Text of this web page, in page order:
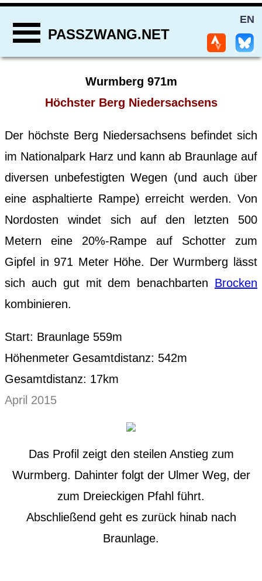
EN
PASSZWANG.NET
Wurmberg 971m
Höchster Berg Niedersachsens
Der höchste Berg Niedersachsens befindet sich
im Nationalpark Harz und kann ab Braunlage auf
diversen unbefestigten Wegen (und auch über
eine asphaltierte Rampe) erreicht werden. Von
Nordosten windet sich auf den letzten 500
Metern eine 20%-Rampe auf Schotter zum
Gipfel in 971 Meter Höhe. Der Wurmberg lässt
sich auch gut mit dem benachbarten Brocken
kombinieren.
Start: Braunlage 559m
Höhenmeter Gesamtdistanz: 542m
Gesamtdistanz: 17km
April 2015
Das Profil zeigt den steilen Anstieg zum
Wurmberg. Dahinter folgt der Ulmer Weg, der
zum Dreieckigen Pfahl führt.
Abschließend geht es zurück hinab nach
Braunlage.